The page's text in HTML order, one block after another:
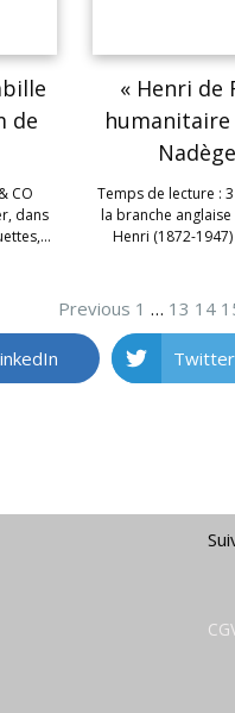
de
CO
dans
« Henri de
humanitaire
Temps de lecture :
la branche
Henri (1872-
Previous 1 … 13 14
Twitter